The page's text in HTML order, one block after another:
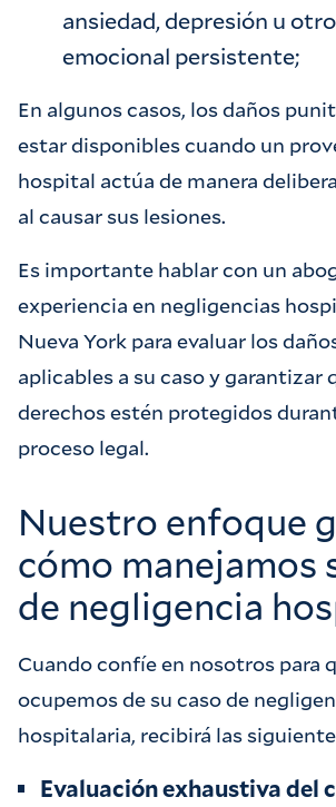
ansiedad, depresión u
emocional persistente;
En algunos casos, los daños
estar disponibles cuando un
hospital actúa de manera
al causar sus lesiones.
Es importante hablar con un
experiencia en negligencias
Nueva York para evaluar los
aplicables a su caso y garantizar
derechos estén protegidos
proceso legal.
Nuestro enfoque
cómo manejamos
de negligencia
Cuando confíe en nosotros para
ocupemos de su caso de
hospitalaria, recibirá las
Evaluación exhaustiva del